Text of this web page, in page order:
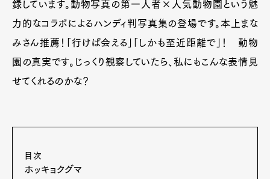
録しています。動物写真の第一人者×人気動物園という魅
力的なコラボによるハンディ判写真集の登場です。本上まな
みさん推薦！「行けば会える」「しかも至近距離で」！ 動物
園の真実です。じっくり観察していたら、私にもこんな表情見
せてくれるのかな？
目次
ホッキョクグマ